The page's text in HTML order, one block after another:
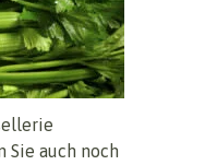
Sie auch noch